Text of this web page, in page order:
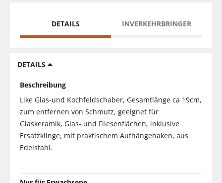
DETAILS INVERKEHRBRINGER
DETAILS
Beschreibung
Like Glas-und Kochfeldschaber, Gesamtlänge ca 19cm,
zum entfernen von Schmutz, geeignet für
Glaskeramik, Glas- und Fliesenflächen, inklusive
Ersatzklinge, mit praktischem Aufhängehaken, aus
Edelstahl.